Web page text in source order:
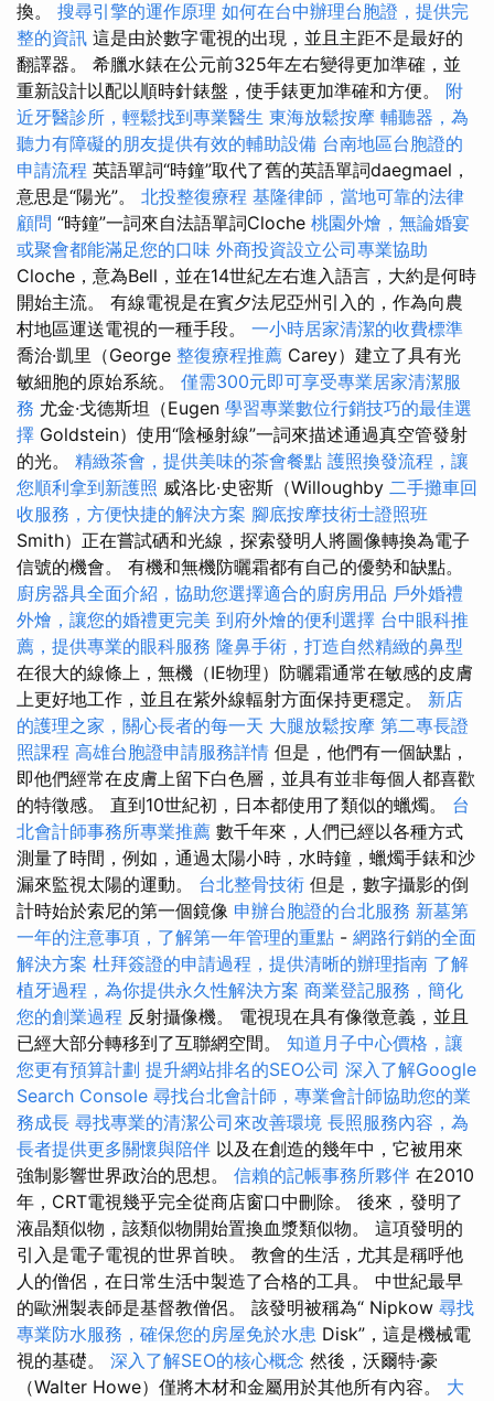
換。 搜尋引擎的運作原理 如何在台中辦理台胞證，提供完
整的資訊 這是由於數字電視的出現，並且主距不是最好的
翻譯器。 希臘水錶在公元前325年左右變得更加準確，並
重新設計以配以順時針錶盤，使手錶更加準確和方便。 附
近牙醫診所，輕鬆找到專業醫生 東海放鬆按摩 輔聽器，為
聽力有障礙的朋友提供有效的輔助設備 台南地區台胞證的
申請流程 英語單詞“時鐘”取代了舊的英語單詞daegmael，
意思是“陽光”。 北投整復療程 基隆律師，當地可靠的法律
顧問 “時鐘”一詞來自法語單詞Cloche 桃園外燴，無論婚宴
或聚會都能滿足您的口味 外商投資設立公司專業協助
Cloche，意為Bell，並在14世紀左右進入語言，大約是何時
開始主流。 有線電視是在賓夕法尼亞州引入的，作為向農
村地區運送電視的一種手段。 一小時居家清潔的收費標準
喬治·凱里（George 整復療程推薦 Carey）建立了具有光
敏細胞的原始系統。 僅需300元即可享受專業居家清潔服
務 尤金·戈德斯坦（Eugen 學習專業數位行銷技巧的最佳選
擇 Goldstein）使用“陰極射線”一詞來描述通過真空管發射
的光。 精緻茶會，提供美味的茶會餐點 護照換發流程，讓
您順利拿到新護照 威洛比·史密斯（Willoughby 二手攤車回
收服務，方便快捷的解決方案 腳底按摩技術士證照班
Smith）正在嘗試硒和光線，探索發明人將圖像轉換為電子
信號的機會。 有機和無機防曬霜都有自己的優勢和缺點。
廚房器具全面介紹，協助您選擇適合的廚房用品 戶外婚禮
外燴，讓您的婚禮更完美 到府外燴的便利選擇 台中眼科推
薦，提供專業的眼科服務 隆鼻手術，打造自然精緻的鼻型
在很大的線條上，無機（IE物理）防曬霜通常在敏感的皮膚
上更好地工作，並且在紫外線輻射方面保持更穩定。 新店
的護理之家，關心長者的每一天 大腿放鬆按摩 第二專長證
照課程 高雄台胞證申請服務詳情 但是，他們有一個缺點，
即他們經常在皮膚上留下白色層，並具有並非每個人都喜歡
的特徵感。 直到10世紀初，日本都使用了類似的蠟燭。 台
北會計師事務所專業推薦 數千年來，人們已經以各種方式
測量了時間，例如，通過太陽小時，水時鐘，蠟燭手錶和沙
漏來監視太陽的運動。 台北整骨技術 但是，數字攝影的倒
計時始於索尼的第一個鏡像 申辦台胞證的台北服務 新墓第
一年的注意事項，了解第一年管理的重點 - 網路行銷的全面
解決方案 杜拜簽證的申請過程，提供清晰的辦理指南 了解
植牙過程，為你提供永久性解決方案 商業登記服務，簡化
您的創業過程 反射攝像機。 電視現在具有像徵意義，並且
已經大部分轉移到了互聯網空間。 知道月子中心價格，讓
您更有預算計劃 提升網站排名的SEO公司 深入了解Google
Search Console 尋找台北會計師，專業會計師協助您的業
務成長 尋找專業的清潔公司來改善環境 長照服務內容，為
長者提供更多關懷與陪伴 以及在創造的幾年中，它被用來
強制影響世界政治的思想。 信賴的記帳事務所夥伴 在2010
年，CRT電視幾乎完全從商店窗口中刪除。 後來，發明了
液晶類似物，該類似物開始置換血漿類似物。 這項發明的
引入是電子電視的世界首映。 教會的生活，尤其是稱呼他
人的僧侶，在日常生活中製造了合格的工具。 中世紀最早
的歐洲製表師是基督教僧侶。 該發明被稱為“ Nipkow 尋找
專業防水服務，確保您的房屋免於水患 Disk”，這是機械電
視的基礎。 深入了解SEO的核心概念 然後，沃爾特·豪
（Walter Howe）僅將木材和金屬用於其他所有內容。 大